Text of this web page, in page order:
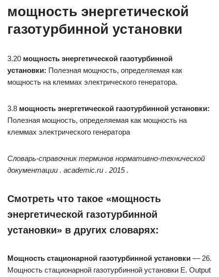
мощность энергетической
газотурбинной установки
3.20 мощность энергетической газотурбинной
установки: Полезная мощность, определяемая как
мощность на клеммах электрического генератора.
3.8 мощность энергетической газотурбинной установки:
Полезная мощность, определяемая как мощность на
клеммах электрического генератора
Словарь-справочник терминов нормативно-технической
документации . academic.ru . 2015 .
Смотреть что такое «мощность
энергетической газотурбинной
установки» в других словарях:
Мощность стационарной газотурбинной установки — 26.
Мощность стационарной газотурбинной установки Е. Output